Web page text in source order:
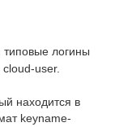
типовые логины
user.
находится в
keyname-